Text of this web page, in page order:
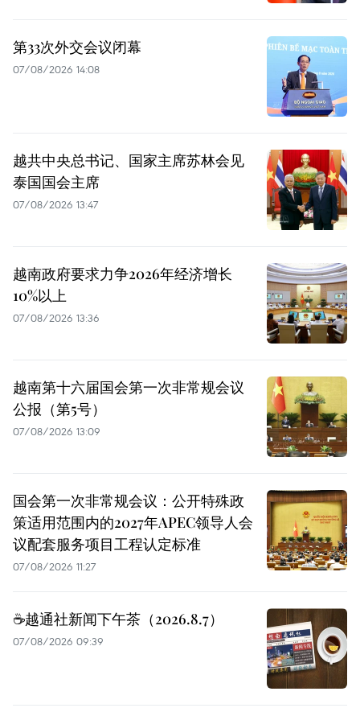
第33次外交会议闭幕
07/08/2026 14:08
越共中央总书记、国家主席苏林会见
泰国国会主席
07/08/2026 13:47
越南政府要求力争2026年经济增长
10%以上
07/08/2026 13:36
越南第十六届国会第一次非常规会议
公报（第5号）
07/08/2026 13:09
国会第一次非常规会议：公开特殊政
策适用范围内的2027年APEC领导人会
议配套服务项目工程认定标准
07/08/2026 11:27
☕️越通社新闻下午茶（2026.8.7）
07/08/2026 09:39